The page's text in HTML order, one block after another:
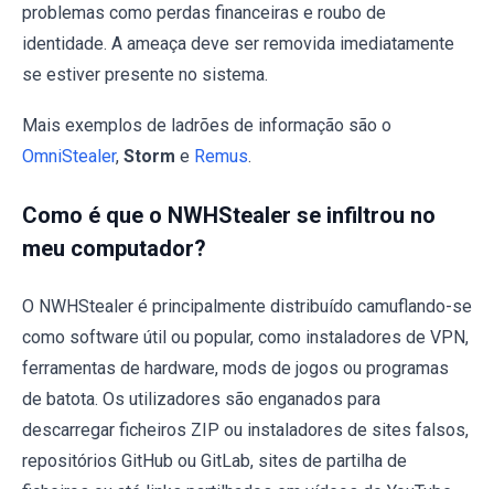
problemas como perdas financeiras e roubo de
identidade. A ameaça deve ser removida imediatamente
se estiver presente no sistema.
Mais exemplos de ladrões de informação são o
OmniStealer, Storm e Remus.
Como é que o NWHStealer se infiltrou no
meu computador?
O NWHStealer é principalmente distribuído camuflando-se
como software útil ou popular, como instaladores de VPN,
ferramentas de hardware, mods de jogos ou programas
de batota. Os utilizadores são enganados para
descarregar ficheiros ZIP ou instaladores de sites falsos,
repositórios GitHub ou GitLab, sites de partilha de